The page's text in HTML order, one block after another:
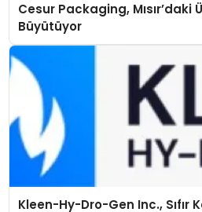
Cesur Packaging, Mısır’daki
Büyütüyor
Kleen-Hy-Dro-Gen Inc., Sıfır